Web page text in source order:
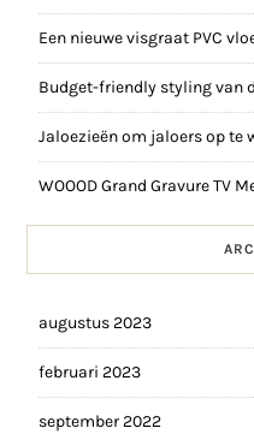
Een nieuwe visgraat PVC
Budget-friendly styling van
Jaloezieën om jaloers op te
WOOOD Grand Gravure TV
augustus 2023
februari 2023
september 2022